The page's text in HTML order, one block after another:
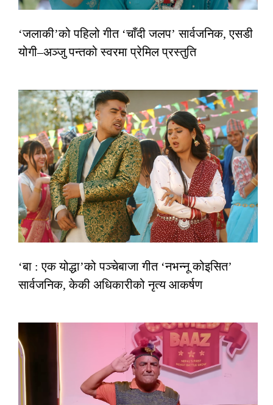
‘जलाकी’को पहिलो गीत ‘चाँदी जलप’ सार्वजनिक, एसडी
योगी–अञ्जु पन्तको स्वरमा प्रेमिल प्रस्तुति
‘बा : एक योद्धा’को पञ्चेबाजा गीत ‘नभन्नू कोइसित’
सार्वजनिक, केकी अधिकारीको नृत्य आकर्षण